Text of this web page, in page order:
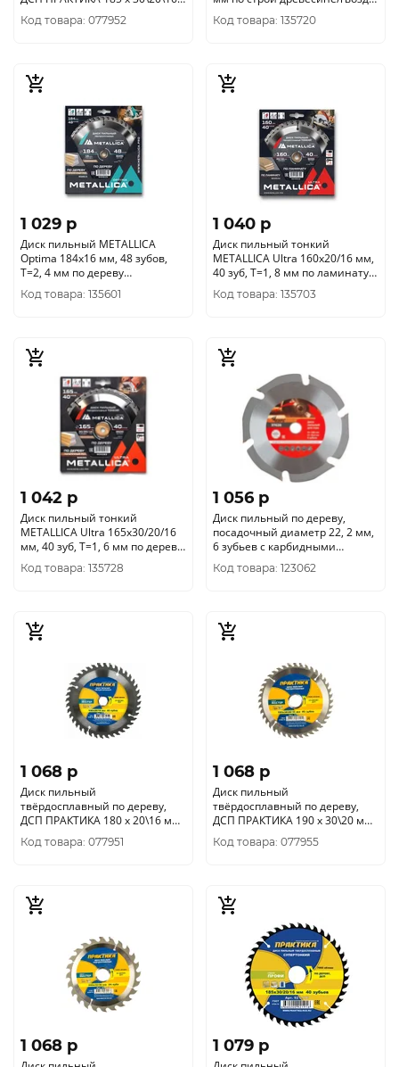
мм, 40 зубов 030-382
Код товара: 077952
903773
Код товара: 135720
1 029 p
Диск пильный METALLICA
Optima 184x16 мм, 48 зубов,
Т=2, 4 мм по дереву
поперечный, 902615
Код товара: 135601
1 040 p
Диск пильный тонкий
METALLICA Ultra 160x20/16 мм,
40 зуб, Т=1, 8 мм по ламинату,
903544
Код товара: 135703
1 042 p
Диск пильный тонкий
METALLICA Ultra 165x30/20/16
мм, 40 зуб, Т=1, 6 мм по дереву
поперечн., 909393
Код товара: 135728
1 056 p
Диск пильный по дереву,
посадочный диаметр 22, 2 мм,
6 зубьев с карбидными
вставками, 230 мм 37628
Код товара: 123062
1 068 p
Диск пильный
твёрдосплавный по дереву,
ДСП ПРАКТИКА 180 х 20\16 мм,
40 зубов 034-250
Код товара: 077951
1 068 p
Диск пильный
твёрдосплавный по дереву,
ДСП ПРАКТИКА 190 х 30\20 мм,
40 зубов 030-412
Код товара: 077955
1 068 p 1 079 p